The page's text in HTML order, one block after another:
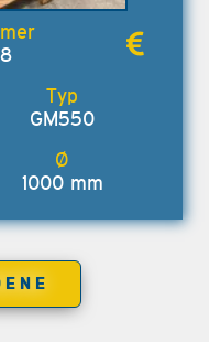
GM550
1000 mm